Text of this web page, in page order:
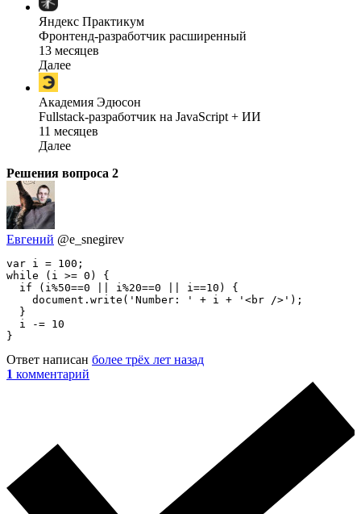
Яндекс Практикум
Фронтенд-разработчик расширенный
13 месяцев
Далее
Академия Эдюсон
Fullstack-разработчик на JavaScript + ИИ
11 месяцев
Далее
Решения вопроса 2
Евгений @e_snegirev
var i = 100;
while (i >= 0) {
  if (i%50==0 || i%20==0 || i==10) {
    document.write('Number: ' + i + '<br />');
  }
  i -= 10
}
Ответ написан более трёх лет назад
1 комментарий